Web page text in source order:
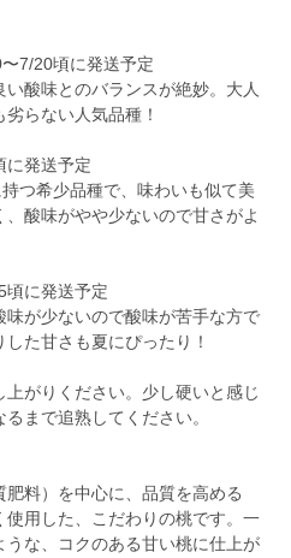
7/20頃に発送予定
酸味とのバランスが絶妙。大人
らない人気品種！
発送予定
つ希少品種で、味わいも似て美
酸味がやや少ないので甘さがよ
に発送予定
が少ないので酸味が苦手な方で
た甘さも夏にぴったり！
がりください。少し硬いと感じ
まで追熟してください。
料）を中心に、品質を高める
用した、こだわりの桃です。一
な、コクのある甘い桃に仕上が